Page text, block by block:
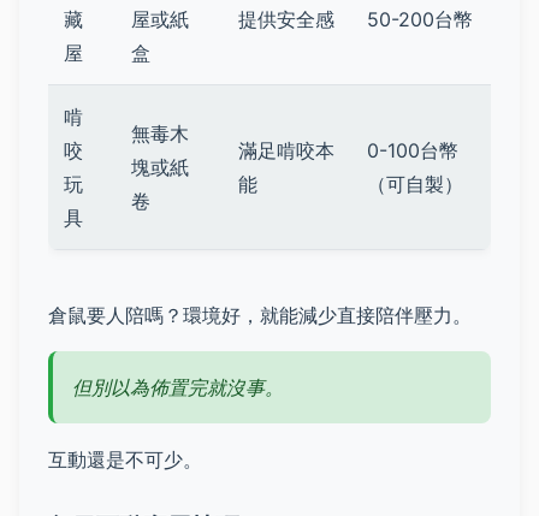
藏
屋
屋或紙
盒
提供安全感 50-200台幣
啃
咬
玩
具
無毒木
塊或紙
卷
滿足啃咬本
能
0-100台幣
（可自製）
倉鼠要人陪嗎？環境好，就能減少直接陪伴壓力。
但別以為佈置完就沒事。
互動還是不可少。